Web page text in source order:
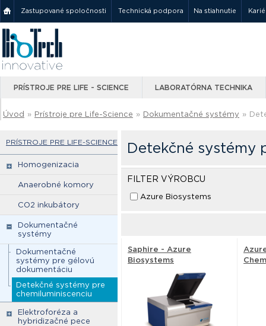
Zastupované spoločnosti Technická podpora Na stiahnutie
PRÍSTROJE PRE LIFE - SCIENCE LABORATÓRNA TECHNIKA
Úvod » Prístroje pre Life-Science » Dokumentačné systémy »
PRÍSTROJE PRE LIFE-SCIENCE
Homogenizacia
Anaerobné komory
CO2 inkubátory
Dokumentačné
systémy
Dokumentačné
systémy pre gélovú
dokumentáciu
Detekčné systémy pre
chemiluminiscenciu
Elektroforéza a
hybridizačné pece
Detekčné systémy
FILTER VÝROBCU
Azure Biosystems
Saphire - Azure
Biosystems